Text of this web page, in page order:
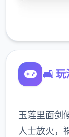
🛋️ 玩
玉莲里面剑
人士放火，